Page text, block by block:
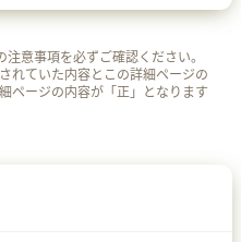
意事項を必ずご確認ください。
れていた内容とこの詳細ページの
ページの内容が「正」となります